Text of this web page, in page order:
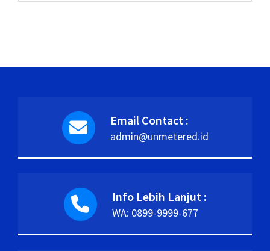
Email Contact :
admin@unmetered.id
Info Lebih Lanjut :
WA: 0899-9999-677